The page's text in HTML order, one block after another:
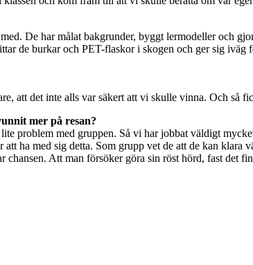
De har målat bakgrunder, byggt lermodeller och
de burkar och PET-flaskor i skogen och ger sig
att det inte alls var säkert att vi skulle vinna. Och så
mer på resan?
problem med gruppen. Så vi har jobbat väldigt
ha med sig detta. Som grupp vet de att de kan klara
Att man försöker göra sin röst hörd, fast det